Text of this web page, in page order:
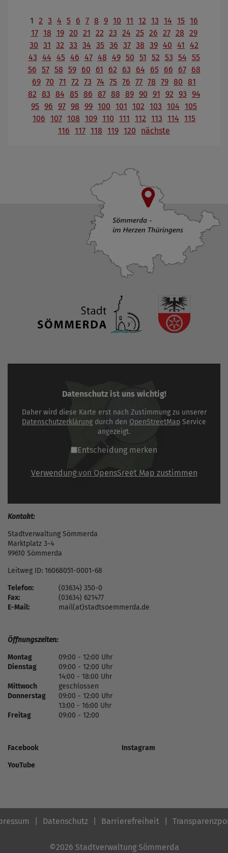
1 2 3 4 5 6 7 8 9 10 11 12 13 14 15 16
17 18 19 20 21 22 23 24 25 26 27 28 29
30 31 32 33 34 35 36 37 38 39 40 41
42
43 44 45 46 47 48 49 50 51 52 53 54 55
56 57 58 59 60 61 62 63 64 65 66 67
68
69 70 71 72 73 74 75 76 77 78 79 80 81
82 83 84 85 86 87 88 89 90 91 92 93 94
95 96 97 98 99 100 101 102 103 104 105
106 107 108 109 110 111 112 113 114 115
116 117 118 119 120 nächste
Datenschutz ist uns wichtig!
Daher wird diese Karte erst nach Zustimmung zu unserer
Datenschutzerklärung durch den OpenStreetMap Service
angezeigt.
Entscheidung merken
Verwendung von OpensSreet Map zustimmen
Kontakt:
Stadtverwaltung Sömmerda
Marktplatz 3-4
99610 Sömmerda
Leitweg ID: 16068051-0001-68
Telefon:
(03634) 350-0
Fax:
(03634) 621477
E-Mail:
mail(at)stadtsoemmerda.de
Öffnungszeiten:
Montag
09:00 - 12:00 Uhr
Dienstag
09:00 - 12:00 Uhr
14:00 - 18:00 Uhr
Mittwoch
geschlossen
Donnerstag
09:00 - 12:00 Uhr
13:00 - 16:00 Uhr
Freitag
09:00 - 12:00
Facebook
Instagram
YouTube
Datenschutz Barrierefreiheit
©2026 Stadtverwaltung Sömmerda